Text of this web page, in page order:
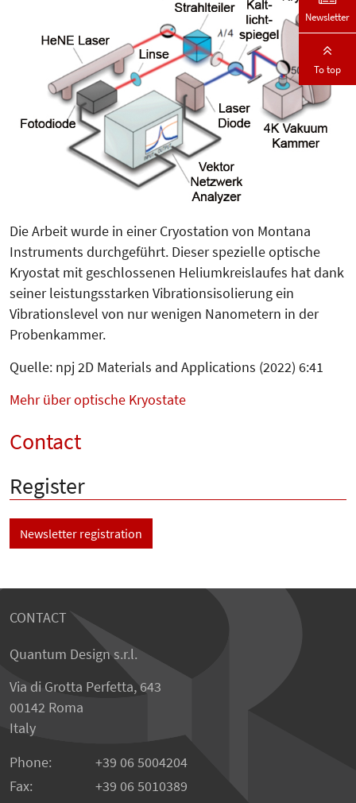
Die Arbeit wurde in einer Cryostation von Montana
Instruments durchgeführt. Dieser spezielle optische
Kryostat mit geschlossenen Heliumkreislaufes hat dank
seiner leistungsstarken Vibrationsisolierung ein
Vibrationslevel von nur wenigen Nanometern in der
Probenkammer.
Quelle: npj 2D Materials and Applications (2022) 6:41
Mehr über optische Kryostate
Contact
Register
Newsletter registration
CONTACT
Quantum Design s.r.l.
Via di Grotta Perfetta, 643
00142 Roma
Italy
Phone:
+39 06 5004204
Fax:
+39 06 5010389
Newsletter
To top